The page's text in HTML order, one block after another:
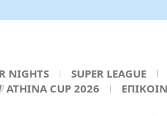
NIGHTS
SUPER LEAGUE
ATHINA CUP 2026